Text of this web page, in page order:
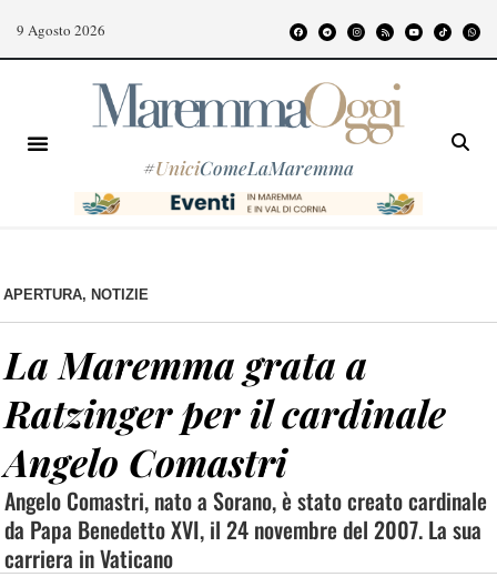
9 Agosto 2026
#UniciComeLaMaremma
APERTURA, NOTIZIE
La Maremma grata a
Ratzinger per il cardinale
Angelo Comastri
Angelo Comastri, nato a Sorano, è stato creato cardinale
da Papa Benedetto XVI, il 24 novembre del 2007. La sua
carriera in Vaticano